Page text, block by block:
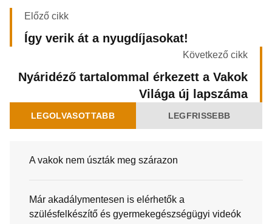
Előző cikk
Így verik át a nyugdíjasokat!
Következő cikk
Nyáridéző tartalommal érkezett a Vakok
Világa új lapszáma
LEGOLVASOTTABB LEGFRISSEBB
A vakok nem úszták meg szárazon
Már akadálymentesen is elérhetők a
szülésfelkészítő és gyermekegészségügyi videók